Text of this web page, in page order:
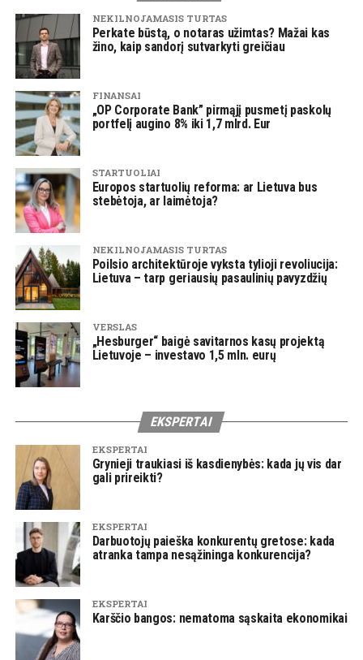
NEKILNOJAMASIS TURTAS
Perkate būstą, o notaras užimtas? Mažai kas
žino, kaip sandorį sutvarkyti greičiau
FINANSAI
„OP Corporate Bank” pirmąjį pusmetį paskolų
portfelį augino 8% iki 1,7 mlrd. Eur
STARTUOLIAI
Europos startuolių reforma: ar Lietuva bus
stebėtoja, ar laimėtoja?
NEKILNOJAMASIS TURTAS
Poilsio architektūroje vyksta tylioji revoliucija:
Lietuva – tarp geriausių pasaulinių pavyzdžių
VERSLAS
„Hesburger“ baigė savitarnos kasų projektą
Lietuvoje – investavo 1,5 mln. eurų
EKSPERTAI
EKSPERTAI
Grynieji traukiasi iš kasdienybės: kada jų vis dar
gali prireikti?
EKSPERTAI
Darbuotojų paieška konkurentų gretose: kada
atranka tampa nesąžininga konkurencija?
EKSPERTAI
Karščio bangos: nematoma sąskaita ekonomikai